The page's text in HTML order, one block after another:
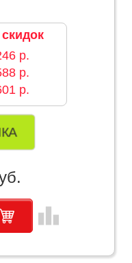
р.
р.
р.
leaderboard